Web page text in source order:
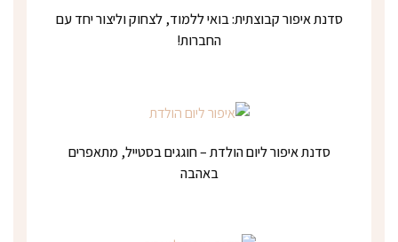
סדנת איפור קבוצתית: בואי ללמוד, לצחוק וליצור יחד עם
החברות!
סדנת איפור ליום הולדת – חוגגים בסטייל, מתאפרים
באהבה